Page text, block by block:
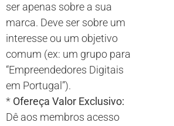
ser apenas sobre a sua
marca. Deve ser sobre um
interesse ou um objetivo
comum (ex: um grupo para
“Empreendedores Digitais
em Portugal”).
* Ofereça Valor Exclusivo:
Dê aos membros acesso